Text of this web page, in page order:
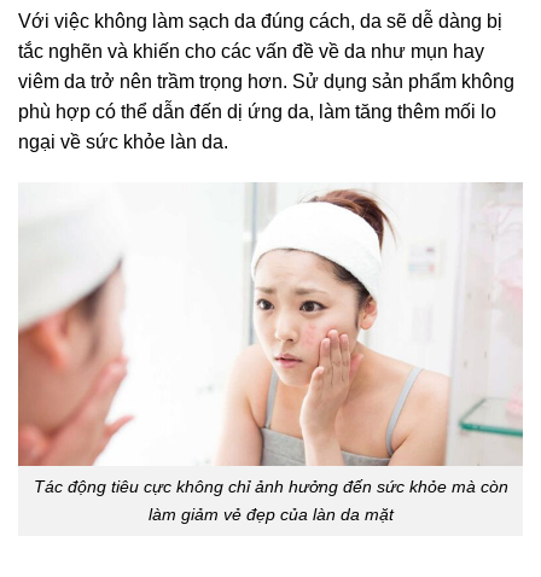
Với việc không làm sạch da đúng cách, da sẽ dễ dàng bị
tắc nghẽn và khiến cho các vấn đề về da như mụn hay
viêm da trở nên trầm trọng hơn. Sử dụng sản phẩm không
phù hợp có thể dẫn đến dị ứng da, làm tăng thêm mối lo
ngại về sức khỏe làn da.
Tác động tiêu cực không chỉ ảnh hưởng đến sức khỏe mà còn
làm giảm vẻ đẹp của làn da mặt